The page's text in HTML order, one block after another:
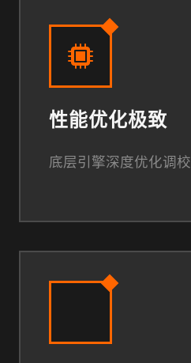
性能优化极致
底层引擎深度优化调校